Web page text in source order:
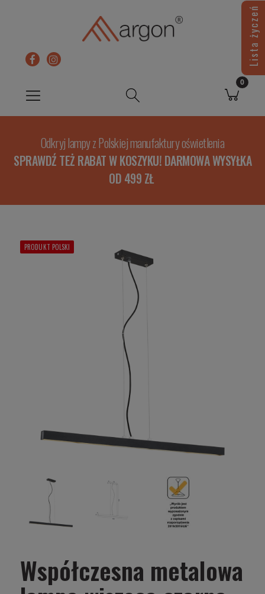
Odkryj lampy z Polskiej manufaktury oświetlenia
SPRAWDŹ TEŻ RABAT W KOSZYKU! DARMOWA WYSYŁKA
OD 499 ZŁ
PRODUKT POLSKI
Współczesna metalowa
Lista życzeń